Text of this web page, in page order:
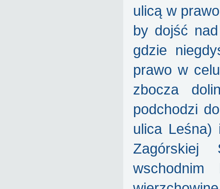
ulicą w
by dojść
gdzie
prawo w
zbocza
podchodzi
ulica Leśna)